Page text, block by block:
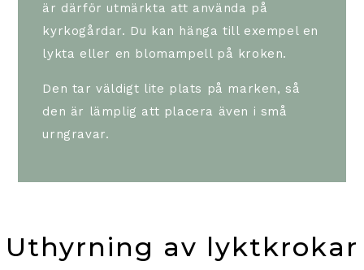
är därför utmärkta att använda på
kyrkogårdar. Du kan hänga till exempel en
lykta eller en blomampell på kroken.
Den tar väldigt lite plats på marken, så
den är lämplig att placera även i små
urngravar.
Uthyrning av lyktkrokar